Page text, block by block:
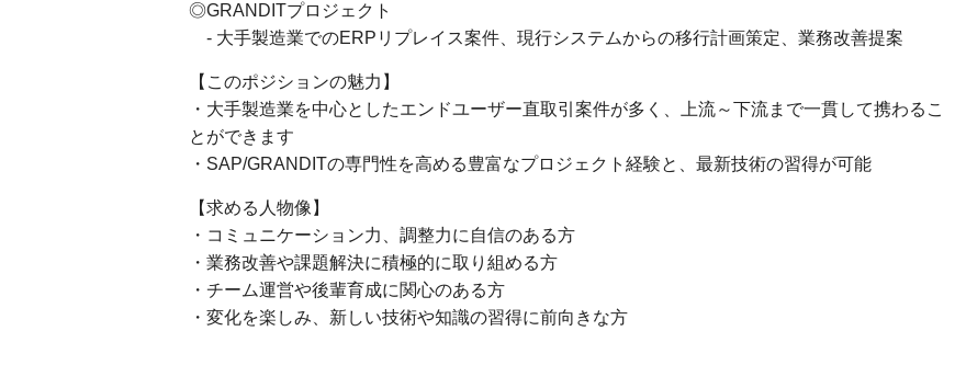
◎GRANDITプロジェクト
- 大手製造業でのERPリプレイス案件、現行システムからの移行計画策定、業務改善提案
【このポジションの魅力】
・大手製造業を中心としたエンドユーザー直取引案件が多く、上流～下流まで一貫して携わるこ
とができます
・SAP/GRANDITの専門性を高める豊富なプロジェクト経験と、最新技術の習得が可能
【求める人物像】
・コミュニケーション力、調整力に自信のある方
・業務改善や課題解決に積極的に取り組める方
・チーム運営や後輩育成に関心のある方
・変化を楽しみ、新しい技術や知識の習得に前向きな方